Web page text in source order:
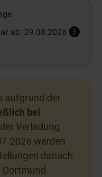
ab: 29.08.2026
aufgrund der
bei
Verladung
werden
danach